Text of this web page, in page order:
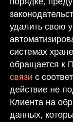
удалить свою
системах
обращается к
связи с
действие не
Клиента на
данных,